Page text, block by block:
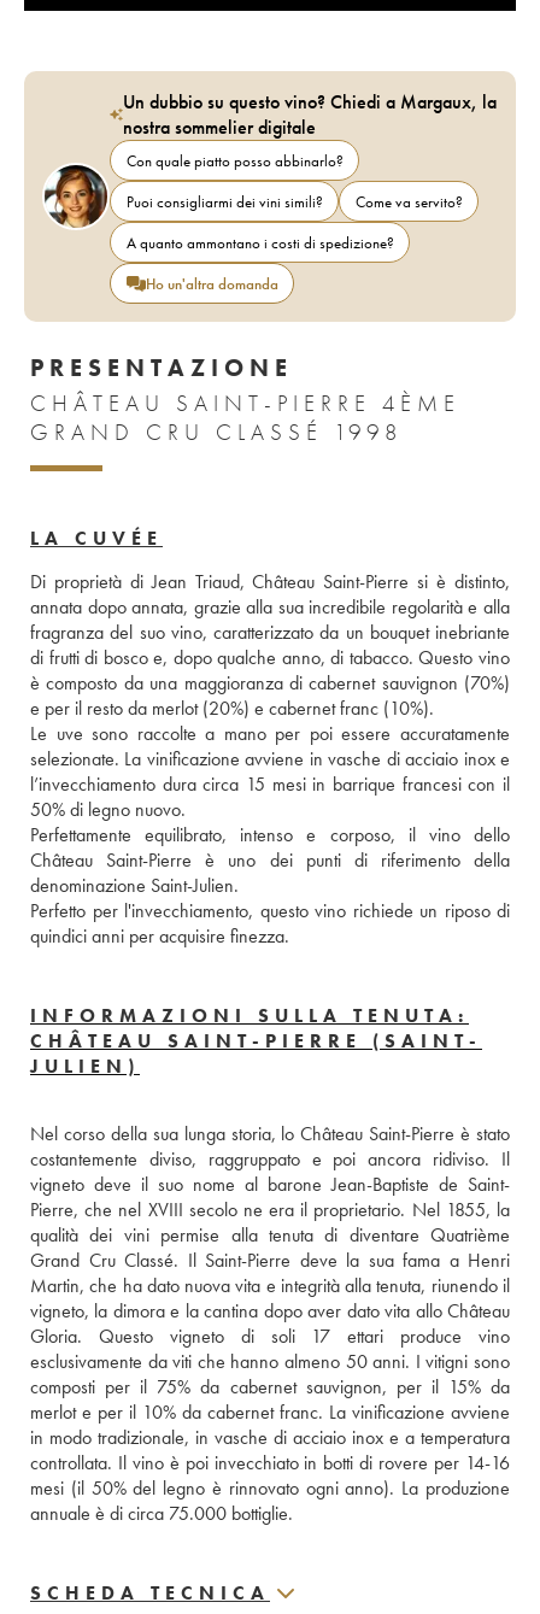
Un dubbio su questo vino? Chiedi a Margaux, la
nostra sommelier digitale
Con quale piatto posso abbinarlo?
Puoi consigliarmi dei vini simili?
Come va servito?
A quanto ammontano i costi di spedizione?
Ho un'altra domanda
PRESENTAZIONE
CHÂTEAU SAINT-PIERRE 4ÈME
GRAND CRU CLASSÉ 1998
LA CUVÉE
Di proprietà di Jean Triaud, Château Saint-Pierre si è distinto,
annata dopo annata, grazie alla sua incredibile regolarità e alla
fragranza del suo vino, caratterizzato da un bouquet inebriante
di frutti di bosco e, dopo qualche anno, di tabacco. Questo vino
è composto da una maggioranza di cabernet sauvignon (70%)
e per il resto da merlot (20%) e cabernet franc (10%).
Le uve sono raccolte a mano per poi essere accuratamente
selezionate. La vinificazione avviene in vasche di acciaio inox e
l’invecchiamento dura circa 15 mesi in barrique francesi con il
50% di legno nuovo.
Perfettamente equilibrato, intenso e corposo, il vino dello
Château Saint-Pierre è uno dei punti di riferimento della
denominazione Saint-Julien.
Perfetto per l'invecchiamento, questo vino richiede un riposo di
quindici anni per acquisire finezza.
INFORMAZIONI SULLA TENUTA:
CHÂTEAU SAINT-PIERRE (SAINT-
JULIEN)
Nel corso della sua lunga storia, lo Château Saint-Pierre è stato
costantemente diviso, raggruppato e poi ancora ridiviso. Il
vigneto deve il suo nome al barone Jean-Baptiste de Saint-
Pierre, che nel XVIII secolo ne era il proprietario. Nel 1855, la
qualità dei vini permise alla tenuta di diventare Quatrième
Grand Cru Classé. Il Saint-Pierre deve la sua fama a Henri
Martin, che ha dato nuova vita e integrità alla tenuta, riunendo il
vigneto, la dimora e la cantina dopo aver dato vita allo Château
Gloria. Questo vigneto di soli 17 ettari produce vino
esclusivamente da viti che hanno almeno 50 anni. I vitigni sono
composti per il 75% da cabernet sauvignon, per il 15% da
merlot e per il 10% da cabernet franc. La vinificazione avviene
in modo tradizionale, in vasche di acciaio inox e a temperatura
controllata. Il vino è poi invecchiato in botti di rovere per 14-16
mesi (il 50% del legno è rinnovato ogni anno). La produzione
annuale è di circa 75.000 bottiglie.
SCHEDA TECNICA